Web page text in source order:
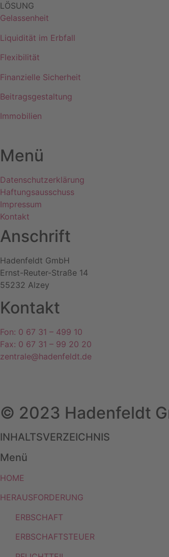
LÖSUNG
Gelassenheit
Liquidität im Erbfall
Flexibilität
Finanzielle Sicherheit
Beitragsgestaltung
Immobilien
Menü
Datenschutzerklärung
Haftungsausschuss
Impressum
Kontakt
Anschrift
Hadenfeldt GmbH
Ernst-Reuter-Straße 14
55232 Alzey
Kontakt
Fon: 0 67 31 – 499 10
Fax: 0 67 31 – 99 20 20
zentrale@hadenfeldt.de
© 2023 Hadenfeldt
INHALTSVERZEICHNIS
Menü
HOME
HERAUSFORDERUNG
ERBSCHAFT
ERBSCHAFTSTEUER